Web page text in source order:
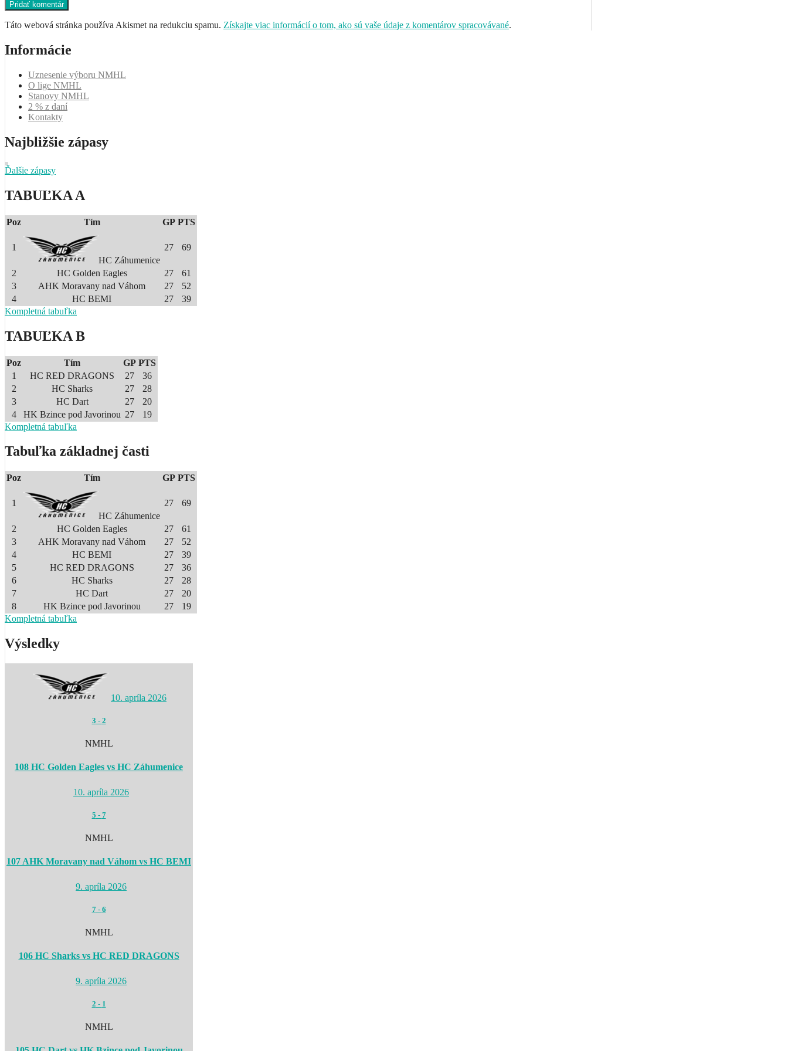
Táto webová stránka používa Akismet na redukciu spamu. Získajte viac informácií o tom, ako sú vaše údaje z komentárov spracovávané.
Informácie
Uznesenie výboru NMHL
O lige NMHL
Stanovy NMHL
2 % z daní
Kontakty
Najbližšie zápasy
Ďalšie zápasy
TABUĽKA A
Poz Tím GP PTS
1
HC Záhumenice
27 69
2 HC Golden Eagles 27
61
3
AHK Moravany nad Váhom 27
52
4
HC BEMI 27
39
Kompletná tabuľka
TABUĽKA B
Poz Tím GP PTS
1
HC RED DRAGONS 27
36
2
HC Sharks 27
28
3
HC Dart 27
20
4
HK Bzince pod Javorinou 27
19
Kompletná tabuľka
Tabuľka základnej časti
Poz Tím GP PTS
1
HC Záhumenice
27 69
2 HC Golden Eagles 27
61
3
AHK Moravany nad Váhom 27
52
4
HC BEMI 27
39
5
HC RED DRAGONS 27
36
6
HC Sharks 27
28
7
HC Dart 27
20
8
HK Bzince pod Javorinou 27
19
Kompletná tabuľka
Výsledky
10. apríla 2026
3 - 2
NMHL
108 HC Golden Eagles vs HC Záhumenice
10. apríla 2026
5 - 7
NMHL
107 AHK Moravany nad Váhom vs HC BEMI
9. apríla 2026
7- 6
NMHL
106 HC Sharks vs HC RED DRAGONS
9. apríla 2026
2 - 1
NMHL